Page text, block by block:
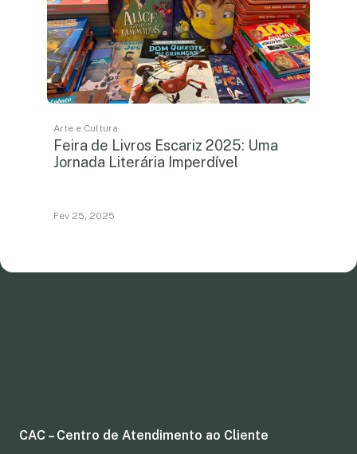
Arte e Cultura
Feira de Livros Escariz 2025: Uma
Jornada Literária Imperdível
Fev 25, 2025
CAC – Centro de Atendimento ao Cliente